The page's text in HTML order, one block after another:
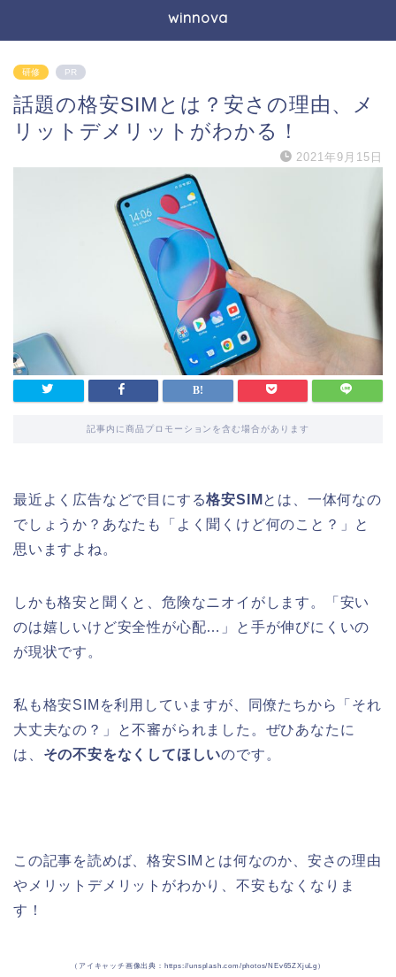
winnova
研修 PR
話題の格安SIMとは？安さの理由、メ
リットデメリットがわかる！
2021年9月15日
記事内に商品プロモーションを含む場合があります
最近よく広告などで目にする格安SIM とは、一体何なの
でしょうか？あなたも「よく聞くけど何のこと？」と
思いますよね。
しかも格安と聞くと、危険なニオイがします。「安い
のは嬉しいけど安全性が心配…」と手が伸びにくいの
が現状です。
私も格安SIMを利用していますが、同僚たちから「それ
大丈夫なの？」と不審がられました。ぜひあなたに
は、 その不安をなくしてほしいのです。
この記事を読めば、格安SIMとは何なのか、安さの理由
やメリットデメリットがわかり、不安もなくなりま
す！
（アイキャッチ画像出典：https://unsplash.com/photos/NEv65ZXjuLg）